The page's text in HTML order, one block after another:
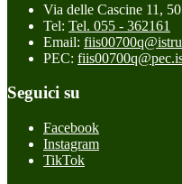
Via delle Cascine 11,
Tel: Tel. 055 - 362161
Email:
PEC:
Seguici su
Facebook
Instagram
TikTok